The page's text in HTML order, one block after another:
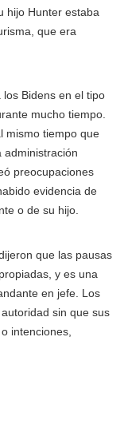
hijo Hunter estaba
que era
Bidens en el tipo
mucho tiempo.
mismo tiempo que
administración
preocupaciones
evidencia de
o de su hijo.
que las pausas
y es una
en jefe. Los
sin que sus
intenciones,